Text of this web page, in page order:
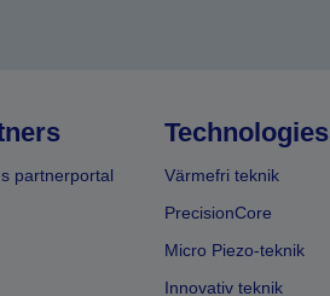
partnerportal
Technologies
Värmefri teknik
PrecisionCore
Micro Piezo-teknik
Innovativ teknik